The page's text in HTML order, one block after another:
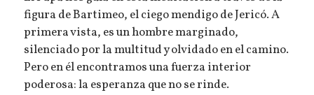
figura de Bartimeo, el ciego mendigo de Jericó. A
primera vista, es un hombre marginado,
silenciado por la multitud y olvidado en el camino.
Pero en él encontramos una fuerza interior
poderosa: la esperanza que no se rinde.